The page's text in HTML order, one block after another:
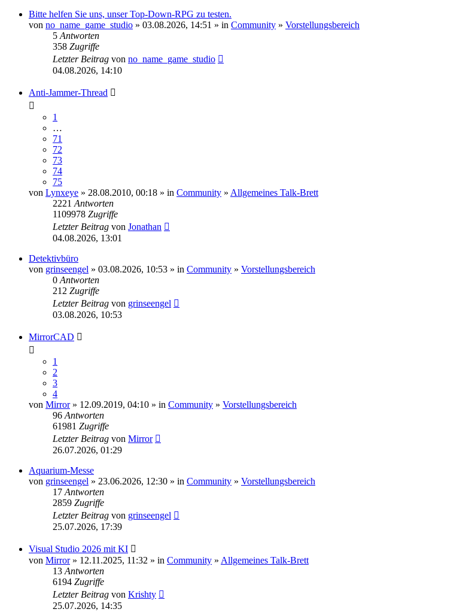
Bitte helfen Sie uns, unser Top-Down-RPG zu testen.
von no_name_game_studio » 03.08.2026, 14:51 » in Community » Vorstellungsbereich
5Antworten
358 Zugriffe
Letzter Beitrag von no_name_game_studio
04.08.2026, 14:10
Anti-Jammer-Thread
1
…
71
72
73
74
75
von Lynxeye » 28.08.2010, 00:18 » in Community » Allgemeines Talk-Brett
2221Antworten
1109978 Zugriffe
Letzter Beitrag von Jonathan
04.08.2026, 13:01
Detektivbüro
von grinseengel » 03.08.2026, 10:53 » in Community » Vorstellungsbereich
0Antworten
212 Zugriffe
Letzter Beitrag von grinseengel
03.08.2026, 10:53
MirrorCAD
1
2
3
4
von Mirror» 12.09.2019, 04:10 » in Community » Vorstellungsbereich
96Antworten
61981 Zugriffe
Letzter Beitrag von Mirror
26.07.2026, 01:29
Aquarium-Messe
von grinseengel » 23.06.2026, 12:30 » in Community » Vorstellungsbereich
17Antworten
2859 Zugriffe
Letzter Beitrag von grinseengel
25.07.2026, 17:39
Visual Studio 2026 mit KI
von Mirror» 12.11.2025, 11:32 » in Community » Allgemeines Talk-Brett
13Antworten
6194 Zugriffe
Letzter Beitrag von Krishty
25.07.2026, 14:35